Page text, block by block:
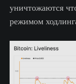
уничтожаются
режимом